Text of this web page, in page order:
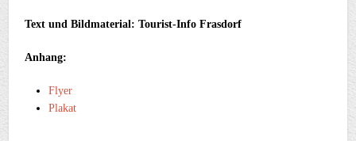
Text und Bildmaterial: Tourist-Info Frasdorf
Anhang:
Flyer
Plakat